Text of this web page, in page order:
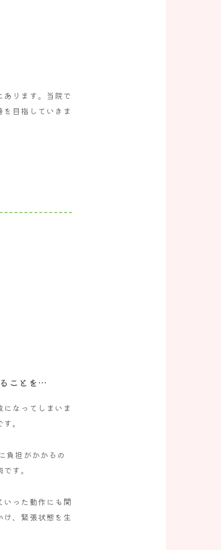
ります。当院で
目指していきま
ことを…
なってしまいま
。
負担がかかるの
す。
いった動作にも関
、緊張状態を生